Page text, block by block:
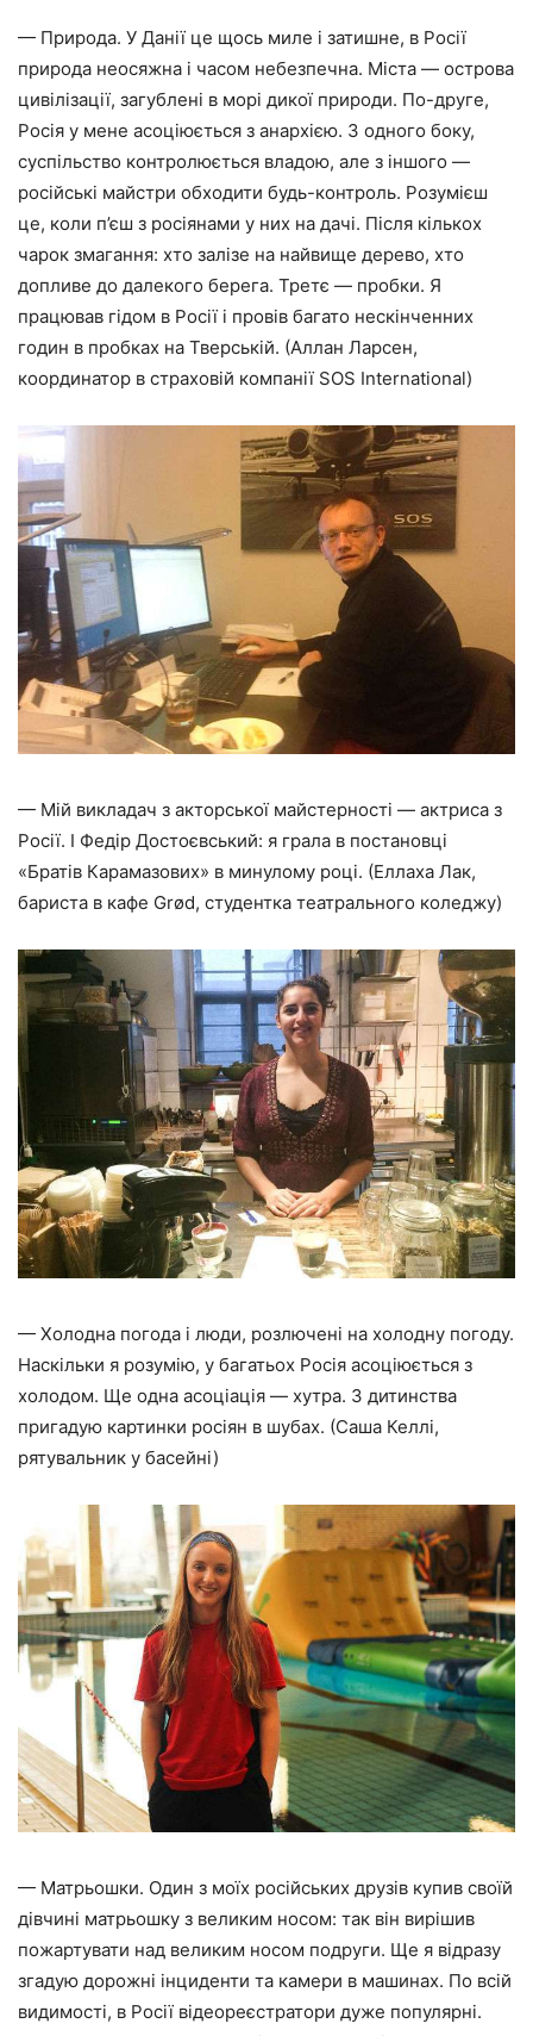
— Природа. У Данії це щось миле і затишне, в Росії
природа неосяжна і часом небезпечна. Міста — острова
цивілізації, загублені в морі дикої природи. По-друге,
Росія у мене асоціюється з анархією. З одного боку,
суспільство контролюється владою, але з іншого —
російські майстри обходити будь-контроль. Розумієш
це, коли п’єш з росіянами у них на дачі. Після кількох
чарок змагання: хто залізе на найвище дерево, хто
допливе до далекого берега. Третє — пробки. Я
працював гідом в Росії і провів багато нескінченних
годин в пробках на Тверській. (Аллан Ларсен,
координатор в страховій компанії SOS International)
— Мій викладач з акторської майстерності — актриса з
Росії. І Федір Достоєвський: я грала в постановці
«Братів Карамазових» в минулому році. (Еллаха Лак,
бариста в кафе Grød, студентка театрального коледжу)
— Холодна погода і люди, розлючені на холодну погоду.
Наскільки я розумію, у багатьох Росія асоціюється з
холодом. Ще одна асоціація — хутра. З дитинства
пригадую картинки росіян в шубах. (Саша Келлі,
рятувальник у басейні)
— Матрьошки. Один з моїх російських друзів купив своїй
дівчині матрьошку з великим носом: так він вирішив
пожартувати над великим носом подруги. Ще я відразу
згадую дорожні інциденти та камери в машинах. По всій
видимості, в Росії відеореєстратори дуже популярні.